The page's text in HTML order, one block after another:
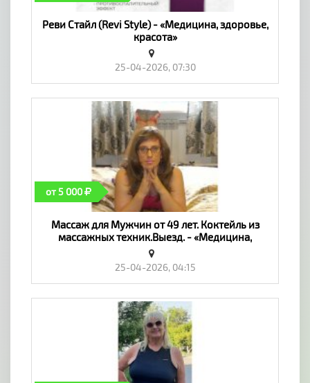
Реви Стайл (Revi Style) - «Медицина, здоровье,
красота»
25-04-2026, 07:30
от 5 000
Массаж для Мужчин от 49 лет. Коктейль из
массажных техник.Выезд. - «Медицина,
здоровье, красота»
25-04-2026, 04:15